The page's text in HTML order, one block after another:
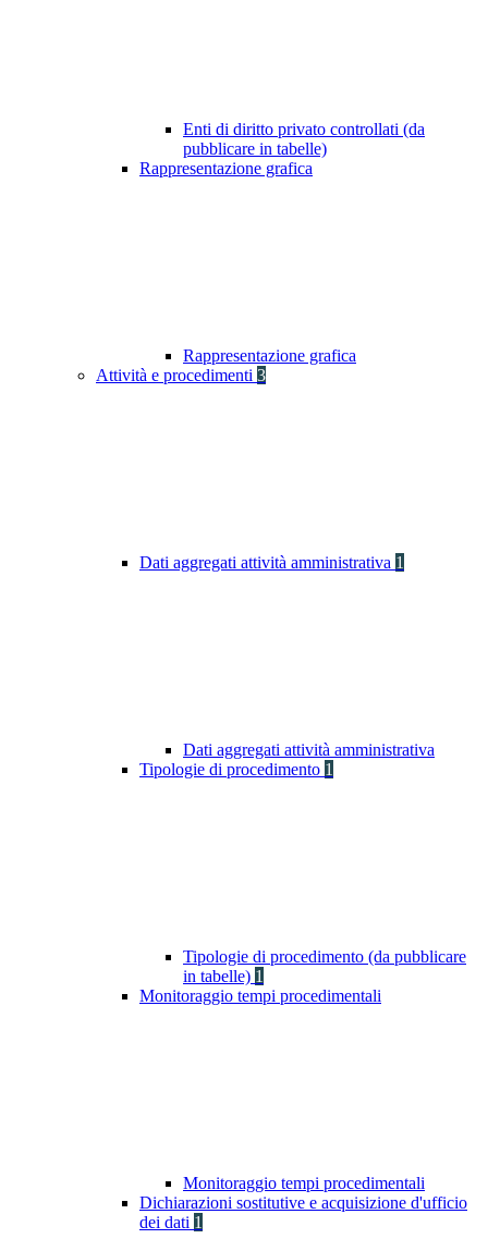
Enti di diritto privato controllati (da
pubblicare in tabelle)
Rappresentazione grafica
Rappresentazione grafica
Attività e procedimenti 3
Dati aggregati attività amministrativa 1
Dati aggregati attività amministrativa
Tipologie di procedimento 1
Tipologie di procedimento (da pubblicare
in tabelle) 1
Monitoraggio tempi procedimentali
Monitoraggio tempi procedimentali
Dichiarazioni sostitutive e acquisizione d'ufficio
dei dati 1